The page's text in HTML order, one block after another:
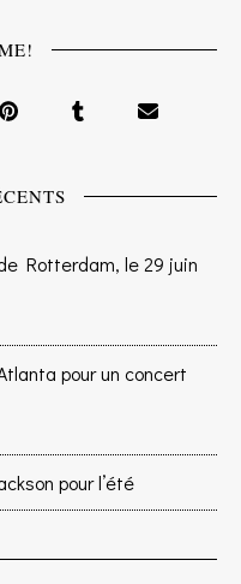
Rotterdam, le 29 juin
pour un concert
pour l’été